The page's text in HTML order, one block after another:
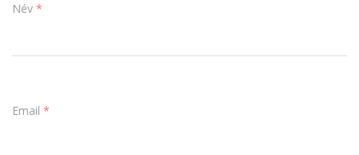
Név *
Email *